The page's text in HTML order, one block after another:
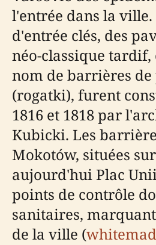
l'entrée dans la
d'entrée clés, des
néo-classique tardif,
nom de barrières de
(rogatki), furent
1816 et 1818 par
Kubicki. Les
Mokotów, situées
aujourd'hui Plac
points de contrôle
sanitaires,
de la ville (